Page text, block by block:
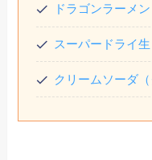
ドラゴンラーメ
スーパードライ
クリームソーダ